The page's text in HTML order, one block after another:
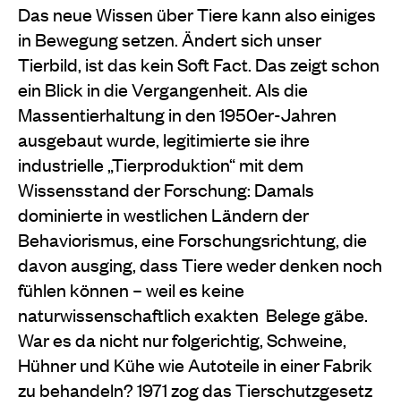
Das neue Wissen über Tiere kann also einiges
in Bewegung setzen. Ändert sich unser
Tierbild, ist das kein Soft Fact. Das zeigt schon
ein Blick in die Vergangenheit. Als die
Massentierhaltung in den 1950er-Jahren
ausgebaut wurde, legitimierte sie ihre
industrielle „Tierproduktion“ mit dem
Wissensstand der Forschung: Damals
dominierte in westlichen Ländern der
Behaviorismus, eine Forschungsrichtung, die
davon ausging, dass Tiere weder denken noch
fühlen können – weil es keine
naturwissenschaftlich exakten Belege gäbe.
War es da nicht nur folgerichtig, Schweine,
Hühner und Kühe wie Autoteile in einer Fabrik
zu behandeln? 1971 zog das Tierschutzgesetz